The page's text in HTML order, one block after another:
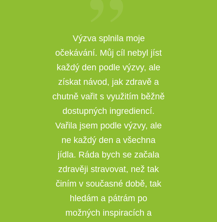
Výzva splnila moje
očekávání. Můj cíl nebyl jíst
každý den podle výzvy, ale
získat návod, jak zdravě a
chutně vařit s využitím běžně
dostupných ingrediencí.
Vařila jsem podle výzvy, ale
ne každý den a všechna
jídla. Ráda bych se začala
zdravěji stravovat, než tak
činím v současné době, tak
hledám a pátrám po
možných inspiracích a